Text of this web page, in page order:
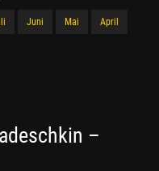
Juni Mai April
–